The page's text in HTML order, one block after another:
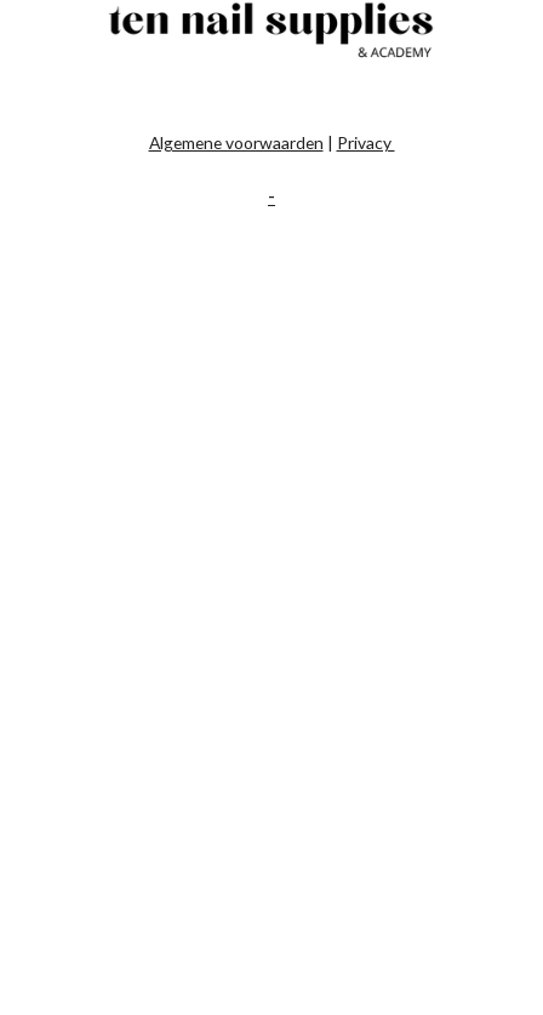
Algemene voorwaarden | Privacy
-